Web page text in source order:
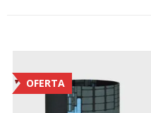
OFERTA